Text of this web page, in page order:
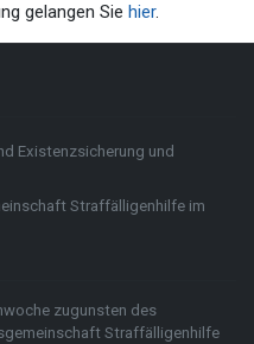
gelangen Sie hier.
Existenzsicherung und
Straffälligenhilfe im
zugunsten des
Straffälligenhilfe